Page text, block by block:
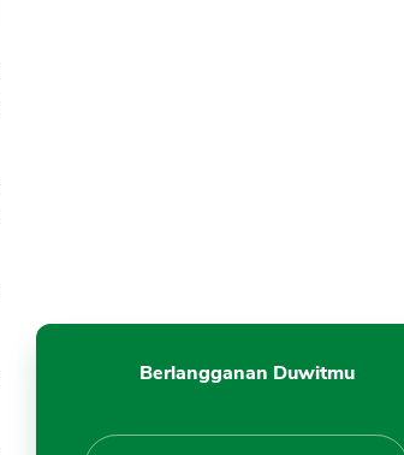
Berlangganan Duwitmu